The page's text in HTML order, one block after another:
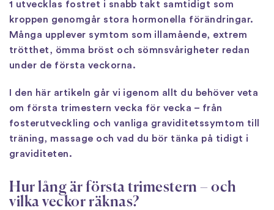
1 utvecklas fostret i snabb takt samtidigt som
kroppen genomgår stora hormonella förändringar.
Många upplever symtom som illamående, extrem
trötthet, ömma bröst och sömnsvårigheter redan
under de första veckorna.
I den här artikeln går vi igenom allt du behöver veta
om första trimestern vecka för vecka – från
fosterutveckling och vanliga graviditetssymtom till
träning, massage och vad du bör tänka på tidigt i
graviditeten.
Hur lång är första trimestern – och
vilka veckor räknas?